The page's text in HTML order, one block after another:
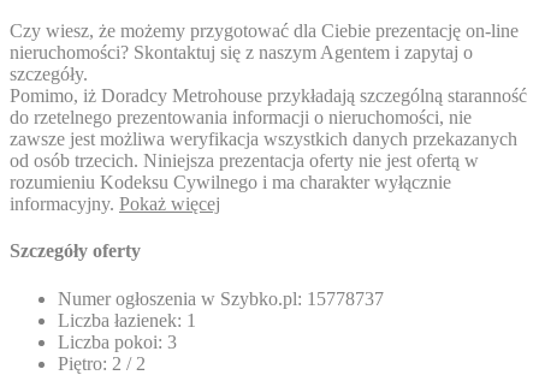
Czy wiesz, że możemy przygotować dla Ciebie prezentację on-line
nieruchomości? Skontaktuj się z naszym Agentem i zapytaj o
szczegóły.
Pomimo, iż Doradcy Metrohouse przykładają szczególną staranność
do rzetelnego prezentowania informacji o nieruchomości, nie
zawsze jest możliwa weryfikacja wszystkich danych przekazanych
od osób trzecich. Niniejsza prezentacja oferty nie jest ofertą w
rozumieniu Kodeksu Cywilnego i ma charakter wyłącznie
informacyjny. Pokaż więcej
Szczegóły oferty
Numer ogłoszenia w Szybko.pl: 15778737
Liczba łazienek: 1
Liczba pokoi: 3
Piętro: 2 / 2